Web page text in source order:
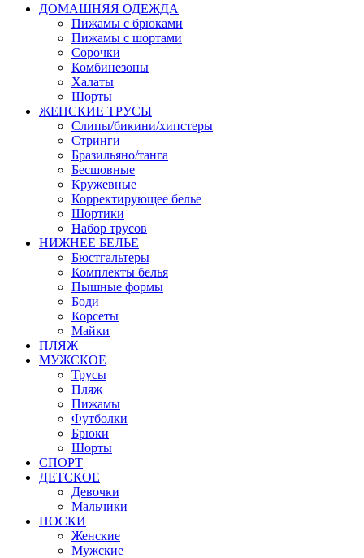
ДОМАШНЯЯ ОДЕЖДА
Пижамы с брюками
Пижамы с шортами
Сорочки
Комбинезоны
Халаты
Шорты
ЖЕНСКИЕ ТРУСЫ
Слипы/бикини/хипстеры
Стринги
Бразильяно/танга
Бесшовные
Кружевные
Корректирующее белье
Шортики
Набор трусов
НИЖНЕЕ БЕЛЬЕ
Бюстгальтеры
Комплекты белья
Пышные формы
Боди
Корсеты
Майки
ПЛЯЖ
МУЖСКОЕ
Трусы
Пляж
Пижамы
Футболки
Брюки
Шорты
СПОРТ
ДЕТСКОЕ
Девочки
Мальчики
НОСКИ
Женские
Мужские